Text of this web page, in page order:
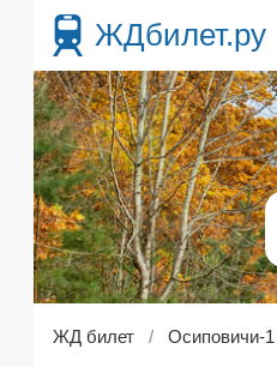
ЖДбилет.ру
ЖД билет Осиповичи-1